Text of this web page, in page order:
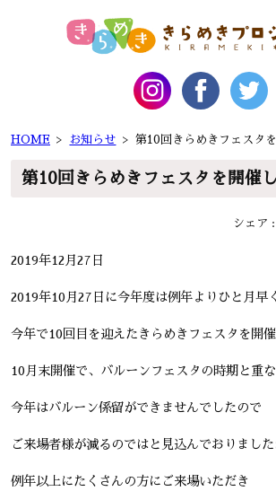
HOME > お知らせ > 第10回きらめきフェスタ
第10回きらめきフェスタを開催
シェア :
2019年12月27日
2019年10月27日に今年度は例年よりひと月早
今年で10回目を迎えたきらめきフェスタを開催
10月末開催で、バルーンフェスタの時期と重
今年はバルーン係留ができませんでしたので
ご来場者様が減るのではと見込んでおりまし
例年以上にたくさんの方にご来場いただき